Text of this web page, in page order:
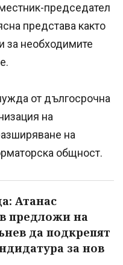
председател
представа както
за необходимите
от дългосрочна
на
на
общност.
Атанас
предложи на
да подкрепят
за нов